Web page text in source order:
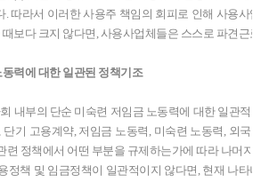
. 따라서 이러한 사용주 책임의 회피로 인해 사용사
보다 크지 않다면, 사용사업체들은 스스로 파견근
력에 대한 일관된 정책기조
내부의 단순 미숙련 저임금 노동력에 대한 일관적
기 고용계약, 저임금 노동력, 미숙련 노동력, 외국
련 정책에서 어떤 부분을 규제하는가에 따라 나머지
정책 및 임금정책이 일관적이지 않다면, 현재 나타